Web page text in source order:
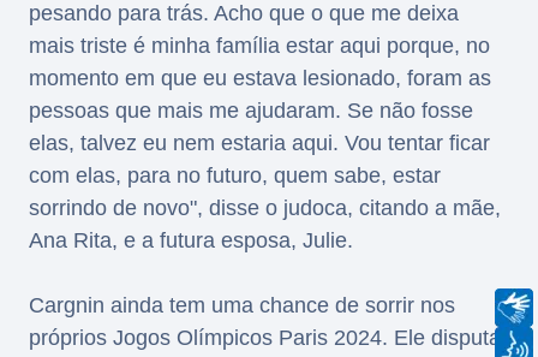
pesando para trás. Acho que o que me deixa
mais triste é minha família estar aqui porque, no
momento em que eu estava lesionado, foram as
pessoas que mais me ajudaram. Se não fosse
elas, talvez eu nem estaria aqui. Vou tentar ficar
com elas, para no futuro, quem sabe, estar
sorrindo de novo", disse o judoca, citando a mãe,
Ana Rita, e a futura esposa, Julie.
Cargnin ainda tem uma chance de sorrir nos
próprios Jogos Olímpicos Paris 2024. Ele disputa